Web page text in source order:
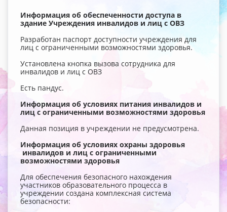
Информация об обеспеченности доступа в
здание Учреждения инвалидов и лиц с ОВЗ
Разработан паспорт доступности учреждения для
лиц с ограниченными возможностями здоровья.
Установлена кнопка вызова сотрудника для
инвалидов и лиц с ОВЗ
Есть пандус.
Информация об условиях питания инвалидов и
лиц с ограниченными возможностями здоровья
Данная позиция в учреждении не предусмотрена.
Информация об условиях охраны здоровья
инвалидов и лиц с ограниченными
возможностями здоровья
Для обеспечения безопасного нахождения
участников образовательного процесса в
учреждении создана комплексная система
безопасности: